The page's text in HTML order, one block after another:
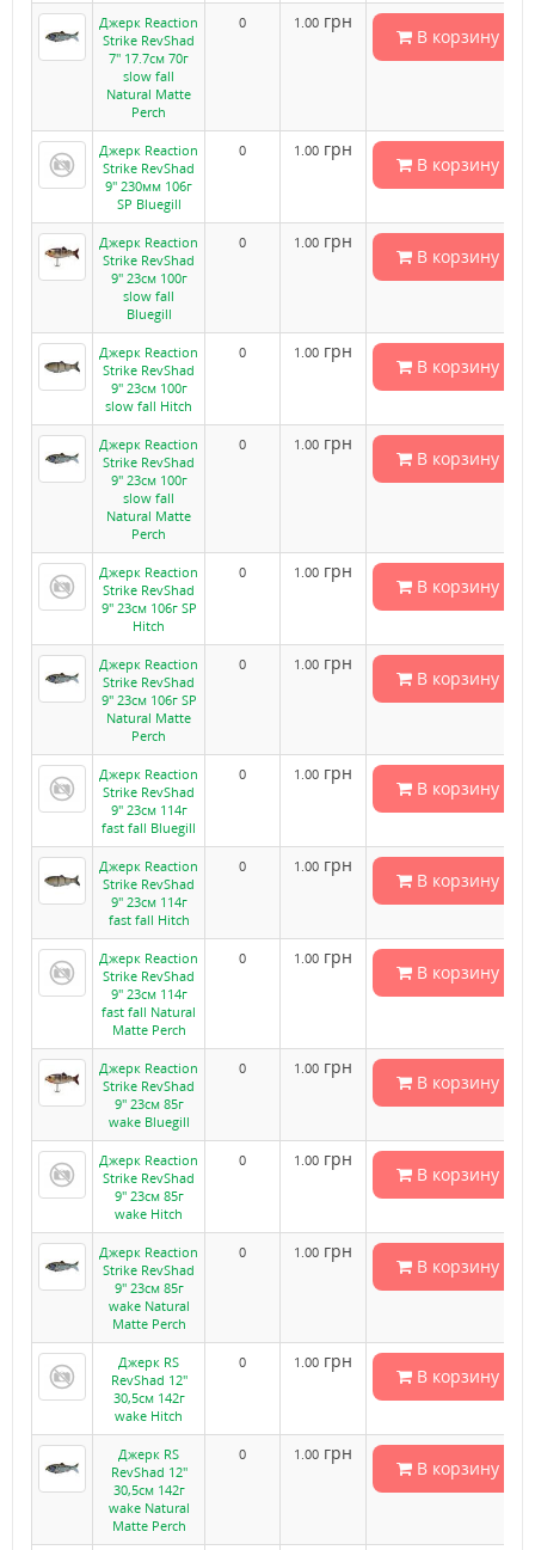
Джерк Reaction
Strike RevShad
7" 17.7см 70г
slow fall
Natural Matte
Perch
0 1.00 грн
В корзину
Джерк Reaction
Strike RevShad
9" 230мм 106г
SP Bluegill
0 1.00 грн
В корзину
Джерк Reaction
Strike RevShad
9" 23см 100г
slow fall
Bluegill
0 1.00 грн
В корзину
Джерк Reaction
Strike RevShad
9" 23см 100г
slow fall Hitch
0 1.00 грн
В корзину
Джерк Reaction
Strike RevShad
9" 23см 100г
slow fall
Natural Matte
Perch
0 1.00 грн
В корзину
Джерк Reaction
Strike RevShad
9" 23см 106г SP
Hitch
0 1.00 грн
В корзину
Джерк Reaction
Strike RevShad
9" 23см 106г SP
Natural Matte
Perch
0 1.00 грн
В корзину
Джерк Reaction
Strike RevShad
9" 23см 114г
fast fall Bluegill
0 1.00 грн
В корзину
Джерк Reaction
Strike RevShad
9" 23см 114г
fast fall Hitch
0 1.00 грн
В корзину
Джерк Reaction
Strike RevShad
9" 23см 114г
fast fall Natural
Matte Perch
0 1.00 грн
В корзину
Джерк Reaction
Strike RevShad
9" 23см 85г
wake Bluegill
0 1.00 грн
В корзину
Джерк Reaction
Strike RevShad
9" 23см 85г
wake Hitch
0 1.00 грн
В корзину
Джерк Reaction
Strike RevShad
9" 23см 85г
wake Natural
Matte Perch
0 1.00 грн
В корзину
Джерк RS
RevShad 12"
30,5см 142г
wake Hitch
0 1.00 грн
В корзину
Джерк RS
RevShad 12"
30,5см 142г
wake Natural
Matte Perch
0 1.00 грн
В корзину